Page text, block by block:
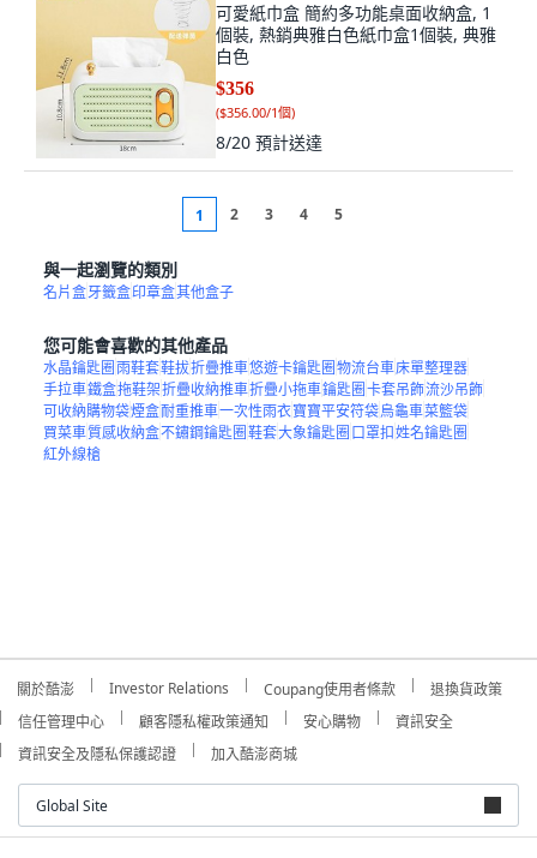
可愛紙巾盒 簡約多功能桌面收納盒, 1
個裝, 熱銷典雅白色紙巾盒1個裝, 典雅
白色
$356
($356.00/1個)
8/20 預計送達
1 2 3 4 5
與一起瀏覽的類別
名片盒牙籤盒印章盒其他盒子
您可能會喜歡的其他產品
水晶鑰匙圈雨鞋套鞋拔折疊推車悠遊卡鑰匙圈物流台車床單整理器
手拉車鐵盒拖鞋架折疊收納推車折疊小拖車鑰匙圈卡套吊飾流沙吊飾
可收納購物袋煙盒耐重推車一次性雨衣寶寶平安符袋烏龜車菜籃袋
買菜車質感收納盒不鏽鋼鑰匙圈鞋套大象鑰匙圈 口罩扣姓名鑰匙圈
紅外線槍
關於酷澎 Investor Relations Coupang使用者條款
退換貨政策
信任管理中心
顧客隱私權政策通知 安心購物
資訊安全
資訊安全及隱私保護認證
加入酷澎商城
Global Site